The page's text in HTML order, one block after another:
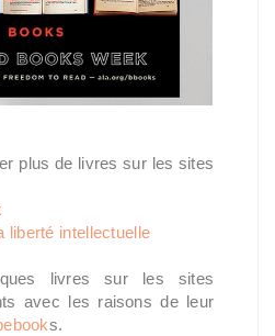
plus de livres sur les sites
liberté intellectuelle
livres sur les sites
avec les raisons de leur
s.